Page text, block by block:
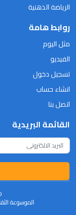
الرياضة الذهنية
روابط هامة
مثل اليوم
الفيديو
تسجيل دخول
انشاء حساب
اتصل بنا
القائمة البريدية
الموسوعة